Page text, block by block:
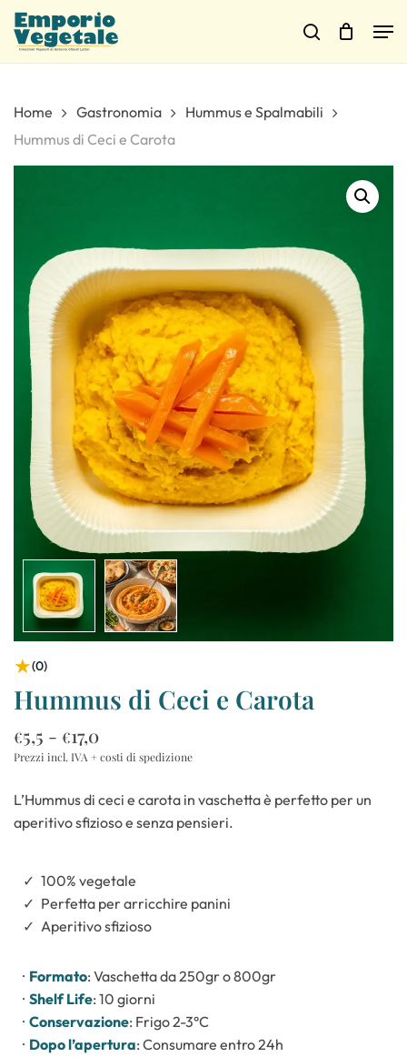
Skip
main
search
Cart Close
Home Gastronomia
Hummus e Spalmabili
Hummus di Ceci e Carota
★(0)
Hummus di Ceci e Carota
€5,5 - €17,0Fascia
di
da
€5,5
€17,0
L’Hummus di ceci e carota in vaschetta è perfetto per un
aperitivo sfizioso e senza pensieri.
100% vegetale
Perfetta per arricchire panini
Aperitivo sfizioso
Formato: Vaschetta da 250gr o 800gr
Shelf Life: 10 giorni
Conservazione: Frigo 2-3°C
Dopo l’apertura: Consumare entro 24h